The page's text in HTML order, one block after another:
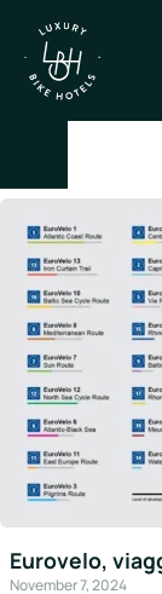
IT
EN
Itinerari
Nord
Italia
Centro
Italia
Sud
Italia
Eurovelo,
November 7, 2024